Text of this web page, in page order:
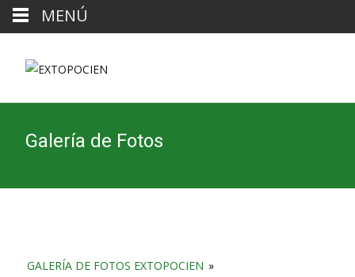
Galería de Fotos
GALERÍA DE FOTOS EXTOPOCIEN »
MENÚ